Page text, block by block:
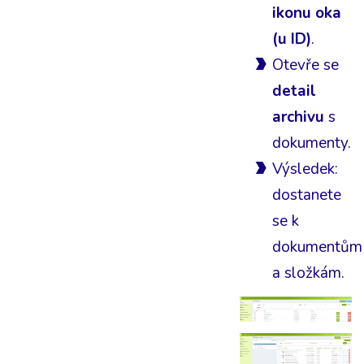
ikonu oka
(u ID).
Otevře se
detail
archivu s
dokumenty.
Výsledek:
dostanete
se k
dokumentům
a složkám.